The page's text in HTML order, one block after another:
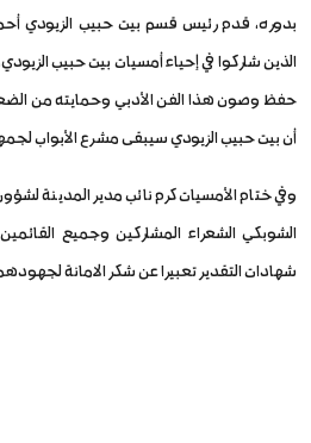
بدوره، قدم رئيس قسم بيت حبيب الزيودي
الذين شاركوا في إحياء أمسيات بيت حبيب
حفظ وصون هذا الفن الأدبي وحمايته من
أن بيت حبيب الزيودي سيبقى مشرع الأبواب
وفي ختام الأمسيات كرم نائب مدير المدينة
الشوبكي الشعراء المشاركين وجميع
شهادات التقدير تعبيرا عن شكر الامانة